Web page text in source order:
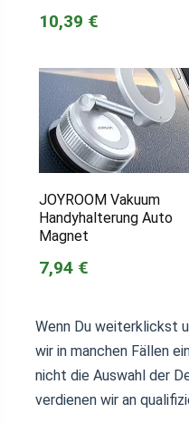
10,39 €
JOYROOM Vakuum
Handyhalterung Auto
Magnet
7,94 €
Wenn Du weiterklickst
wir in manchen Fällen
nicht die Auswahl der
verdienen wir an